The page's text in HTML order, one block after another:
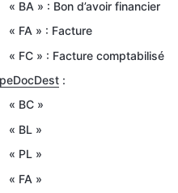
« BA » : Bon d’avoir financier
« FA » : Facture
« FC » : Facture comptabilisé
:
« BC »
« BL »
« PL »
« FA »